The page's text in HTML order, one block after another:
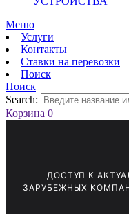
Меню
Услуги
Контакты
Ставки на перевозки
Поиск
Поиск
Search:
Корзина 0
ДОСТУП К
ЗАРУБЕЖНЫХ